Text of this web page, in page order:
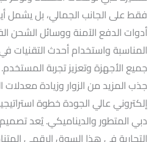
فقط على الجانب الجمالي، بل يشمل
أدوات الدفع الآمنة ووسائل الشحن
المناسبة واستخدام أحدث التقنيات
جذب المزيد من الزوار وزيادة
إلكتروني عالي الجودة خطوة
دبي المتطور والديناميكي. يُعد تصميم
التجارية في هذا السوق الرقمي